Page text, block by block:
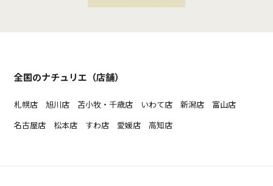
全国のナチュリエ（店舗）
札幌店 旭川店 苫小牧・千歳店 いわて店 新潟店
富山店
名古屋店
松本店 すわ店 愛媛店 高知店